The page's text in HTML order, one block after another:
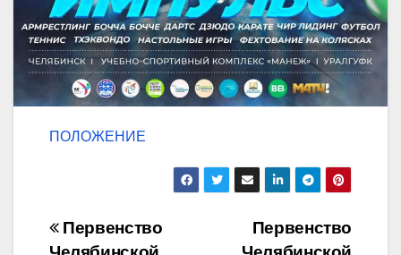
ПОЛОЖЕНИЕ
Навигация
Первенство
Первенство